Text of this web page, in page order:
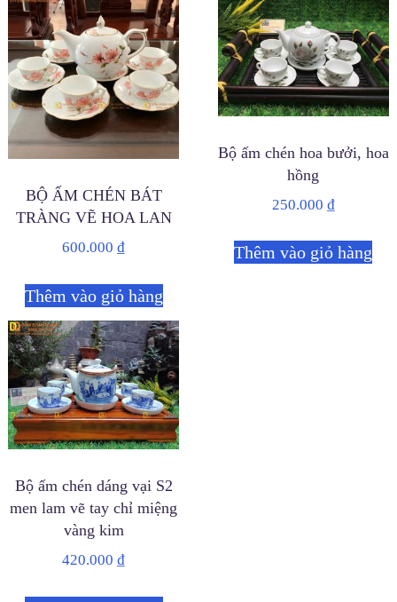
BỘ ẤM CHÉN BÁT
TRÀNG VẼ HOA LAN
600.000₫
Thêm vào giỏ hàng
Bộ ấm chén hoa bưởi, hoa
hồng
250.000 ₫
Thêm vào giỏ hàng
Bộ ấm chén dáng vại S2
men lam vẽ tay chỉ miệng
vàng kim
420.000₫